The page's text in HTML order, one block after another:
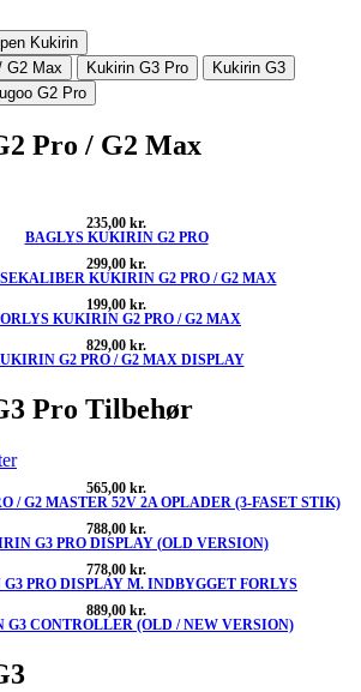
Kukirin
G2 Max
Kukirin G3 Pro
Kukirin G3
G2 Pro
Pro / G2 Max
235,00 kr.
BAGLYS KUKIRIN G2 PRO
299,00 kr.
KUKIRIN G2 PRO / G2 MAX
199,00 kr.
KUKIRIN G2 PRO / G2 MAX
829,00 kr.
G2 PRO / G2 MAX DISPLAY
Pro Tilbehør
565,00 kr.
/ G2 MASTER 52V 2A OPLADER (3-FASET STIK)
788,00 kr.
G3 PRO DISPLAY (OLD VERSION)
778,00 kr.
PRO DISPLAY M. INDBYGGET FORLYS
889,00 kr.
CONTROLLER (OLD / NEW VERSION)